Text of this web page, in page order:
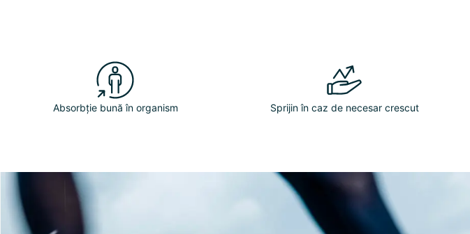
Absorbție bună în organism Sprijin în caz de necesar crescut